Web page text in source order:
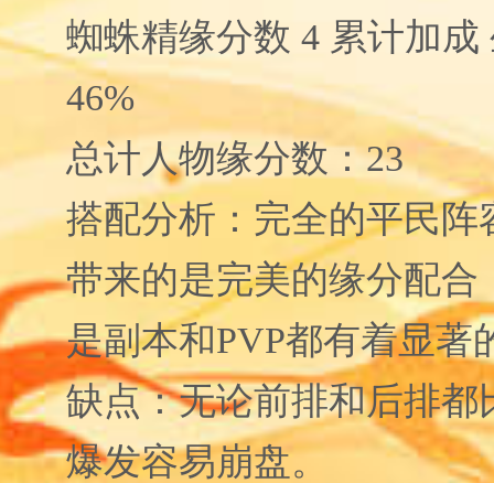
蜘蛛精缘分数 4 累计加成
46%
总计人物缘分数：23
搭配分析：完全的平民阵
带来的是完美的缘分配合
是副本和PVP都有着显著
缺点：无论前排和后排都
爆发容易崩盘。